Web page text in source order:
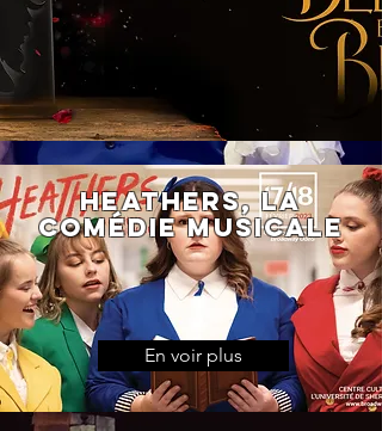
Heathers, la
comédie musicale
En voir plus